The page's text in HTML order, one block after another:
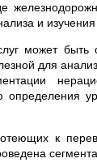
и
может
для
к